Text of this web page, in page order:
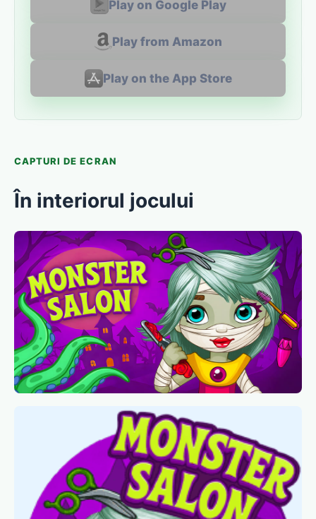
Play on Google Play
Play from Amazon
Play on the App Store
CAPTURI DE ECRAN
În interiorul jocului